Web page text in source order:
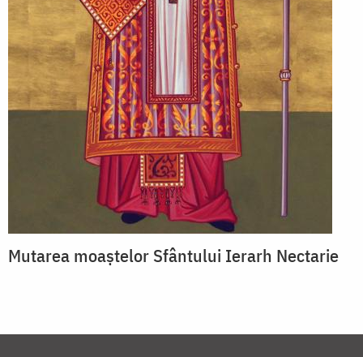
Mutarea moaștelor Sfântului Ierarh Nectarie